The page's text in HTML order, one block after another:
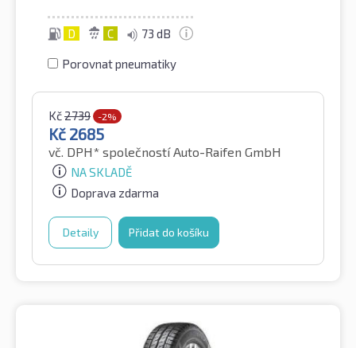
D C 73 dB
Porovnat pneumatiky
Kč2739 -2%
Kč 2685
vč. DPH* společností Auto-Raifen GmbH
NA SKLADĚ
Doprava zdarma
Detaily Přidat do košíku